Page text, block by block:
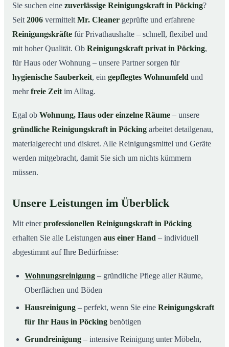
03Warum eine Reinigungskraft von Mr. Cleaner?
04So läuft die Buchung einer Reinigungskraft ab
05Typische Anlässe für eine Reinigungskraft
07Jetzt Reinigungskraft buchen
08So einfach buchen Sie eine Reinigungskraft in Pöcking
Sie suchen eine zuverlässige Reinigungskraft in Pöcking?
Seit 2006 vermittelt Mr. Cleaner geprüfte und erfahrene
Reinigungskräfte für Privathaushalte – schnell, flexibel und
mit hoher Qualität. Ob Reinigungskraft privat in Pöcking,
für Haus oder Wohnung – unsere Partner sorgen für
hygienische Sauberkeit, ein gepflegtes Wohnumfeld und
mehrfreie Zeit im Alltag.
Egal ob Wohnung, Haus oder einzelne Räume – unsere
gründliche Reinigungskraft in Pöcking arbeitet detailgenau,
materialgerecht und diskret. Alle Reinigungsmittel und Geräte
werden mitgebracht, damit Sie sich um nichts kümmern
müssen.
Unsere Leistungen im Überblick
Mit einerprofessionellen Reinigungskraft in Pöcking
erhalten Sie alle Leistungen aus einer Hand – individuell
abgestimmt auf Ihre Bedürfnisse:
Wohnungsreinigung – gründliche Pflege aller Räume,
Oberflächen und Böden
Hausreinigung – perfekt, wenn Sie eine Reinigungskraft
für Ihr Haus in Pöcking benötigen
Grundreinigung – intensive Reinigung unter Möbeln,